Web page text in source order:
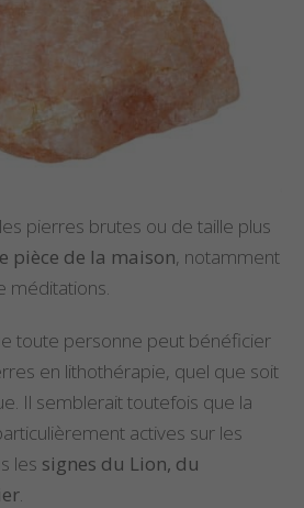
pierres brutes ou de taille plus
pièce de la maison, notamment
méditations.
toute personne peut bénéficier
en lithothérapie, quel que soit
Il semblerait toutefois que la
actives sur les
les signes du Lion, du
.